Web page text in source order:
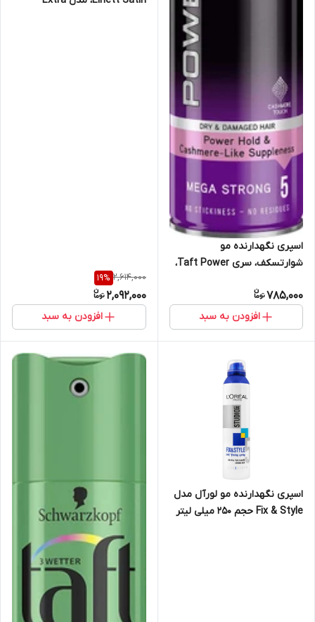
اسپری نگهدارنده مو
شوارتسکف، سری Taft Power،
میلی‌لیتر
785,000
افزودن به سبد
2,614,000
19%
2,092,000
افزودن به سبد
اسپری نگهدارنده مو لورآل مدل
Fix & Style حجم 250 میلی لیتر